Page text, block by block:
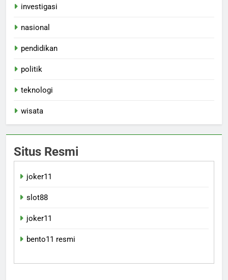
investigasi
nasional
pendidikan
politik
teknologi
wisata
Situs Resmi
joker11
slot88
joker11
bento11 resmi